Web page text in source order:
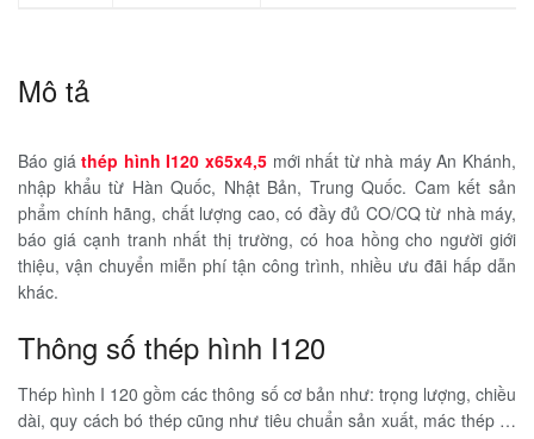
Mô tả
Báo giáthép hình I120 x65x4,5mới nhất từ nhà máy An Khánh,
nhập khẩu từ Hàn Quốc, Nhật Bản, Trung Quốc. Cam kết sản
phẩm chính hãng, chất lượng cao, có đầy đủ CO/CQ từ nhà máy,
báo giá cạnh tranh nhất thị trường, có hoa hồng cho người giới
thiệu, vận chuyển miễn phí tận công trình, nhiều ưu đãi hấp dẫn
khác.
Thông số thép hình I120
Thép hình I 120 gồm các thông số cơ bản như: trọng lượng, chiều
dài, quy cách bó thép cũng như tiêu chuẩn sản xuất, mác thép …